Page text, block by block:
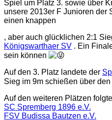
Spiel um Platz 3. sowie über
unsere 2013er F Junioren der
einen knappen
, aber auch glücklichen 2:1
Königswarthaer SV . Ein
sein können
Auf den 3. Platz landete der
Sieg im 9m schießen über den
Auf den weiteren Plätzen
SC Spremberg 1896 e.V.
FSV Budissa Bautzen e.V.